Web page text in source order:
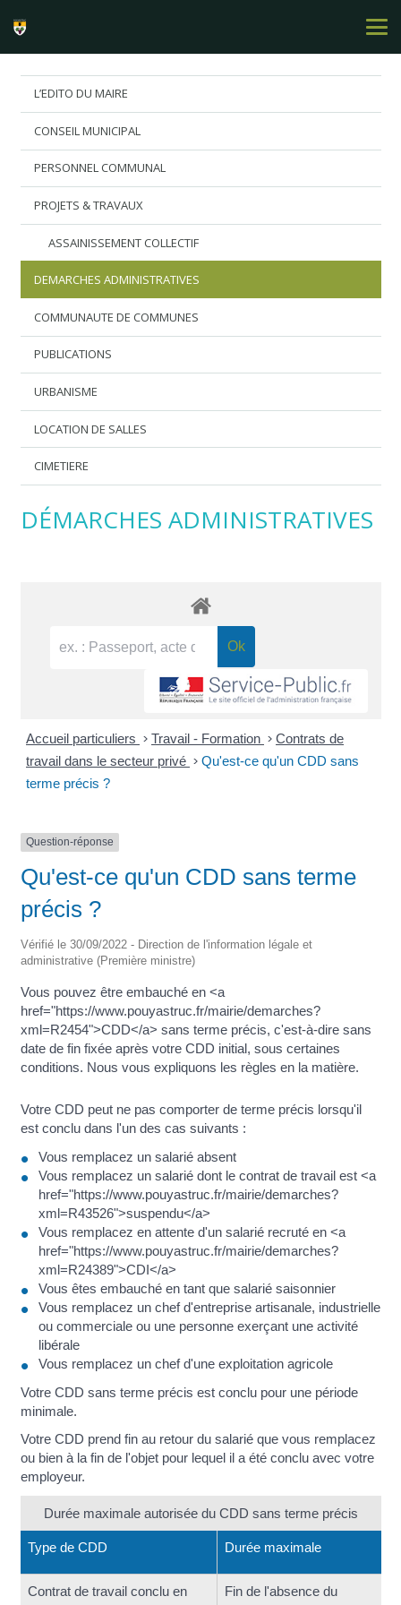
L’EDITO DU MAIRE
CONSEIL MUNICIPAL
PERSONNEL COMMUNAL
PROJETS & TRAVAUX
ASSAINISSEMENT COLLECTIF
DEMARCHES ADMINISTRATIVES
COMMUNAUTE DE COMMUNES
PUBLICATIONS
URBANISME
LOCATION DE SALLES
CIMETIERE
DÉMARCHES ADMINISTRATIVES
Accueil particuliers > Travail - Formation > Contrats de
travail dans le secteur privé > Qu'est-ce qu'un CDD sans
terme précis ?
Question-réponse
Qu'est-ce qu'un CDD sans terme
précis ?
Vérifié le 30/09/2022 - Direction de l'information légale et
administrative (Première ministre)
Vous pouvez être embauché en <a
href="https://www.pouyastruc.fr/mairie/demarches?
xml=R2454">CDD</a> sans terme précis, c'est-à-dire sans
date de fin fixée après votre CDD initial, sous certaines
conditions. Nous vous expliquons les règles en la matière.
Votre CDD peut ne pas comporter de terme précis lorsqu'il
est conclu dans l'un des cas suivants :
Vous remplacez un salarié absent
Vous remplacez un salarié dont le contrat de travail est <a
href="https://www.pouyastruc.fr/mairie/demarches?
xml=R43526">suspendu</a>
Vous remplacez en attente d'un salarié recruté en <a
href="https://www.pouyastruc.fr/mairie/demarches?
xml=R24389">CDI</a>
Vous êtes embauché en tant que salarié saisonnier
Vous remplacez un chef d'entreprise artisanale, industrielle
ou commerciale ou une personne exerçant une activité
libérale
Vous remplacez un chef d'une exploitation agricole
Votre CDD sans terme précis est conclu pour une période
minimale.
Votre CDD prend fin au retour du salarié que vous remplacez
ou bien à la fin de l'objet pour lequel il a été conclu avec votre
employeur.
Durée maximale autorisée du CDD sans terme précis
Type de CDD Durée maximale
Contrat de travail conclu en
Fin de l'absence du